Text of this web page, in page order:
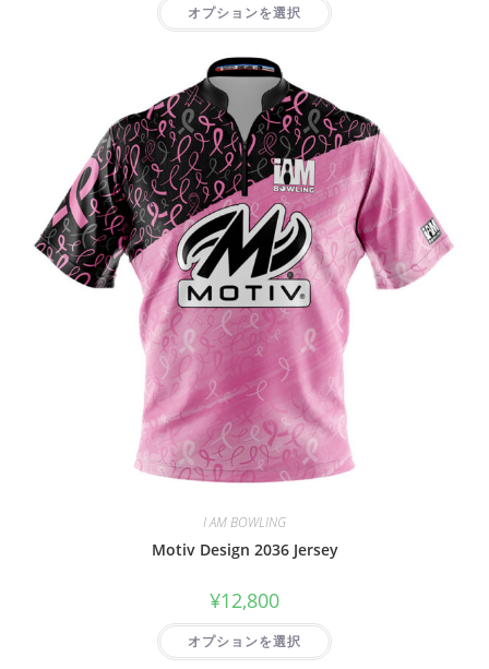
オプションを選択
I AM BOWLING
Motiv Design 2036 Jersey
¥12,800
オプションを選択